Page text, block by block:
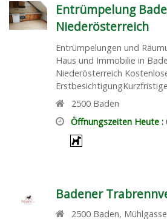
Entrümpelung
Niederösterreich
Entrümpelungen und
Haus und Immobilie in
Niederösterreich
2500 Baden
Öffnungszeiten Heute :
Badener
2500 Baden,